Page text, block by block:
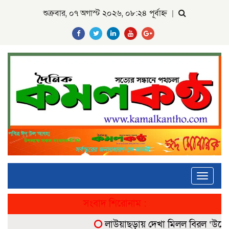
শুক্রবার, ০৭ অগাস্ট ২০২৬, ০৮:২৪ পূর্বাহ্ন |
Toggle
সংবাদ শিরোনাম :
লাউয়াছড়ায় দেখা মিলল বিরল